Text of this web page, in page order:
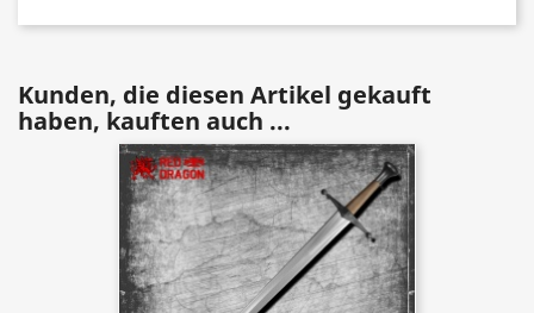
Kunden, die diesen Artikel gekauft
haben, kauften auch ...